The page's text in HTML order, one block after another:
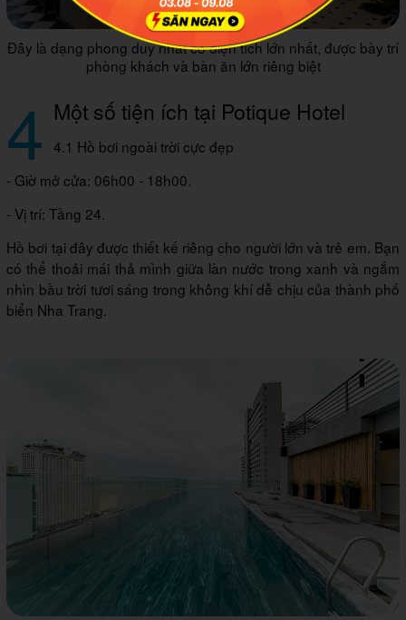
Đây là dạng phong duy nhất có diện tích lớn nhất, được bày trí
phòng khách và bàn ăn lớn riêng biệt
4 Một số tiện ích tại Potique Hotel
4.1 Hồ bơi ngoài trời cực đẹp
- Giờ mở cửa: 06h00 - 18h00.
- Vị trí: Tầng 24.
Hồ bơi tại đây được thiết kế riêng cho người lớn và trẻ em. Bạn
có thể thoải mái thả mình giữa làn nước trong xanh và ngắm
nhìn bầu trời tươi sáng trong không khí dễ chịu của thành phố
biển Nha Trang.